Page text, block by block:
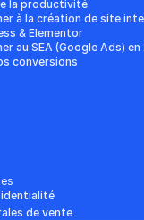
la productivité
à la création de site
& Elementor
au SEA (Google Ads) en
conversions
de vente